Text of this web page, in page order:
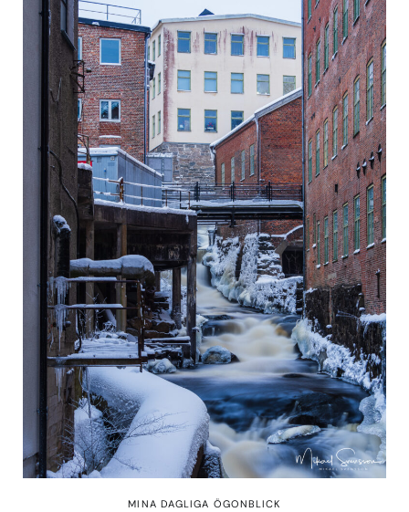
MINA DAGLIGA ÖGONBLICK